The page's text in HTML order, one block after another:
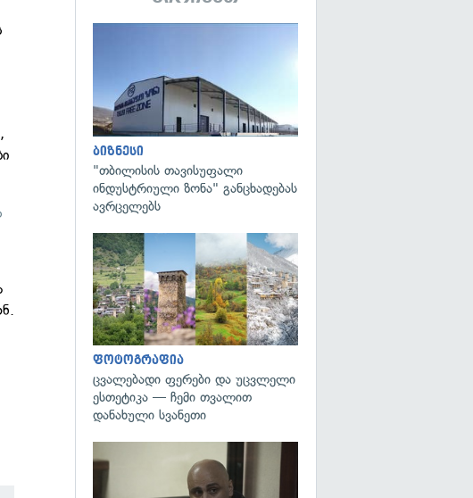
ბიზნესი
"თბილისის თავისუფალი
ინდუსტრიული ზონა" განცხადებას
ავრცელებს
ფოტოგრაფია
ცვალებადი ფერები და უცვლელი
ესთეტიკა — ჩემი თვალით
დანახული სვანეთი